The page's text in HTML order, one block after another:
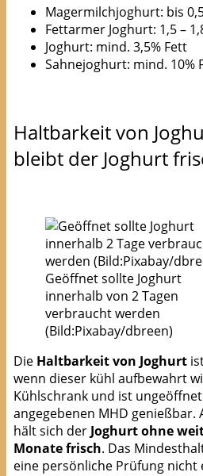
Magermilchjoghurt: bis
Fettarmer Joghurt: 1,5 –
Joghurt: mind. 3,5% Fett
Sahnejoghurt: mind. 10%
Haltbarkeit von
bleibt der Joghurt
Geöffnet sollte Joghurt
innerhalb von 2 Tagen
verbraucht werden
(Bild:Pixabay/dbreen)
Die Haltbarkeit von Joghurt
wenn dieser kühl aufbewahrt
Kühlschrank und ist
angegebenen MHD genießbar.
hält sich der Joghurt ohne
Monate frisch. Das
eine persönliche Prüfung nicht